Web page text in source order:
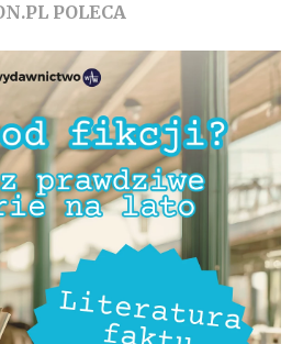
POLECA